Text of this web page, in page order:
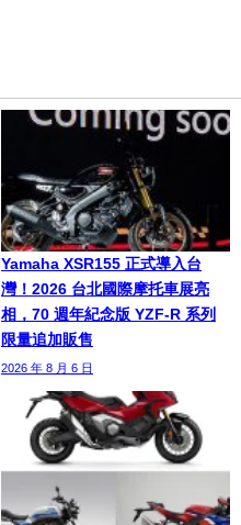
Yamaha XSR155 正式導入台
灣！2026 台北國際摩托車展亮
相，70 週年紀念版 YZF-R 系列
限量追加販售
2026 年 8 月 6 日